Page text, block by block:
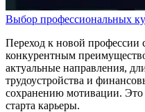
Выбор профессиональных
Переход к новой профессии
конкурентным
актуальные направления,
трудоустройства и
сохранению мотивации.
старта карьеры.